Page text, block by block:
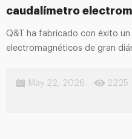
caudalímetro
Q&T ha fabricado con éxito
electromagnéticos de gran
May 22, 2026 2225